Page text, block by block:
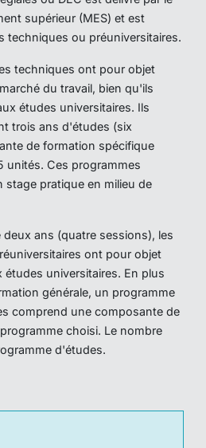
supérieur (MES) et est
techniques ou préuniversitaires.
techniques ont pour objet
du travail, bien qu'ils
études universitaires. Ils
trois ans d'études (six
de formation spécifique
unités. Ces programmes
pratique en milieu de
deux ans (quatre sessions), les
ont pour objet
études universitaires. En plus
générale, un programme
comprend une composante de
choisi. Le nombre
d'études.